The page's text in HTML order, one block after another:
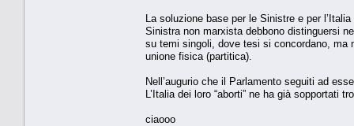
La soluzione base per le Sinistre e per
Sinistra non marxista debbono distinguersi
su temi singoli, dove tesi si concordano, ma
unione fisica (partitica).
Nell’augurio che il Parlamento seguiti ad
L’Italia dei loro “aborti” ne ha già sopportati
ciaooo